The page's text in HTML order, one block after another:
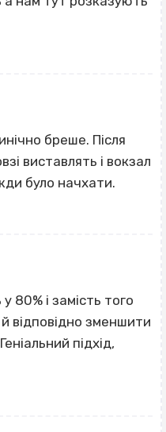
бреше. Після
виставлять і вокзал
було начхати.
80% і замість того
відповідно зменшити
підхід,